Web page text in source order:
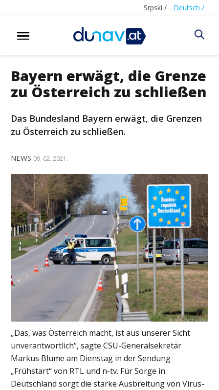
Srpski / Deutsch /
Bayern erwägt, die Grenze
zu Österreich zu schließen
Das Bundesland Bayern erwägt, die Grenzen
zu Österreich zu schließen.
NEWS 09. 02. 2021.
„Das, was Österreich macht, ist aus unserer Sicht
unverantwortlich“, sagte CSU-Generalsekretär
Markus Blume am Dienstag in der Sendung
„Frühstart“ von RTL und n-tv. Für Sorge in
Deutschland sorgt die starke Ausbreitung von Virus-